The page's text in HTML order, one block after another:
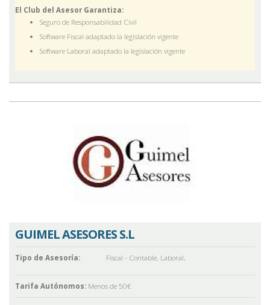
El Club del Asesor Garantiza:
Seguro de Responsabilidad Civil
Software Fiscal adaptado la legislación vigente
Software Laboral adaptado la legislación vigente
GUIMEL ASESORES S.L
Tipo de Asesoría: Fiscal - Contable, Laboral,
Tarifa Autónomos: Menos de 50€